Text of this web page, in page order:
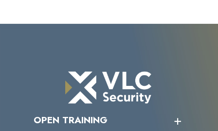
OPEN TRAINING